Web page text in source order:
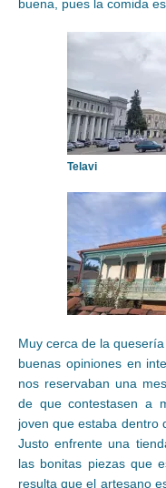
buena, pues la comida
Telavi
Muy cerca de la
buenas opiniones en
nos reservaban una
de que contestasen a
joven que estaba dentro
Justo enfrente una
las bonitas piezas que
resulta que el artesano